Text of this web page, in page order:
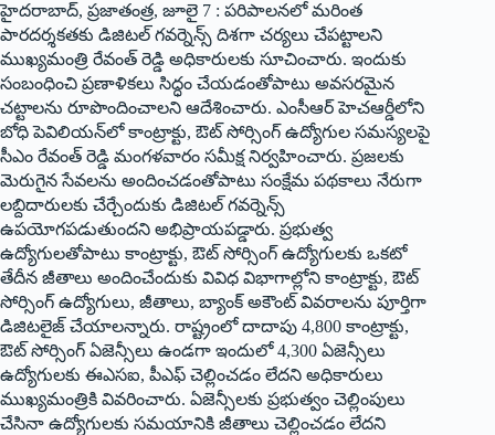
హైదరాబాద్, ప్రజాతంత్ర, జూలై 7 : పరిపాలనలో మరింత
పారదర్శకతకు డిజిటల్ గవర్నెన్స్ దిశగా చర్యలు చేపట్టాలని
ముఖ్యమంత్రి రేవంత్ రెడ్డి అధికారులకు సూచించారు. ఇందుకు
సంబంధించి ప్రణాళికలు సిద్ధం చేయడంతోపాటు అవసరమైన
చట్టాలను రూపొందించాలని ఆదేశించారు. ఎంసీఆర్ హెచఆర్డీలోని
బోధి పెవిలియన్‌లో కాంట్రాక్టు, ఔట్ సోర్సింగ్ ఉద్యోగుల సమస్యలపై
సీఎం రేవంత్ రెడ్డి మంగళవారం సమీక్ష నిర్వహించారు. ప్రజలకు
మెరుగైన సేవలను అందించడంతోపాటు సంక్షేమ పథకాలు నేరుగా
లబ్దిదారులకు చేర్చేందుకు డిజిటల్ గవర్నెన్స్
ఉపయోగపడుతుందని అభిప్రాయపడ్డారు. ప్రభుత్వ
ఉద్యోగులతోపాటు కాంట్రాక్టు, ఔట్ సోర్సింగ్ ఉద్యోగులకు ఒకటో
తేదీన జీతాలు అందించేందుకు వివిధ విభాగాల్లోని కాంట్రాక్టు, ఔట్
సోర్సింగ్ ఉద్యోగులు, జీతాలు, బ్యాంక్ అకౌంట్ వివరాలను పూర్తిగా
డిజిటలైజ్ చేయాలన్నారు. రాష్ట్రంలో దాదాపు 4,800 కాంట్రాక్టు,
ఔట్ సోర్సింగ్ ఏజెన్సీలు ఉండగా ఇందులో 4,300 ఏజెన్సీలు
ఉద్యోగులకు ఈఎసఐ, పీఎఫ్ చెల్లించడం లేదని అధికారులు
ముఖ్యమంత్రికి వివరించారు. ఏజెన్సీలకు ప్రభుత్వం చెల్లింపులు
చేసినా ఉద్యోగులకు సమయానికి జీతాలు చెల్లించడం లేదని